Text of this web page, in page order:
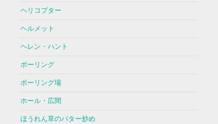
ヘリコプター
ヘルメット
ヘレン・ハント
ボーリング
ボーリング場
ホール・広間
ほうれん草のバター炒め